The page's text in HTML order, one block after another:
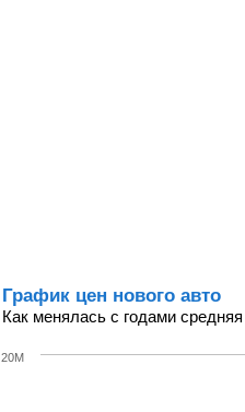
График цен нового авто
Как менялась с годами
20M